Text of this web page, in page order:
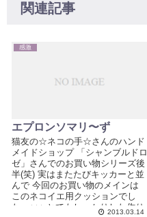
関連記事
感激
エプロンソマリ〜ず
猫友の☆ネコの手☆さんのハンド
メイドショップ 「シャンブルドロ
ゼ」さんでのお買い物シリーズ後
半(笑) 実はまたたびキッカーと並
んで 今回のお買い物のメインは
このネコイエ用クッションでし
た〜↓↓↓ とてもしっかりした作り
2013.03.14